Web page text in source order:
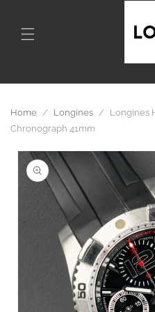
Home / Longines /
Longines
Chronograph 41mm
Skip to
product
information